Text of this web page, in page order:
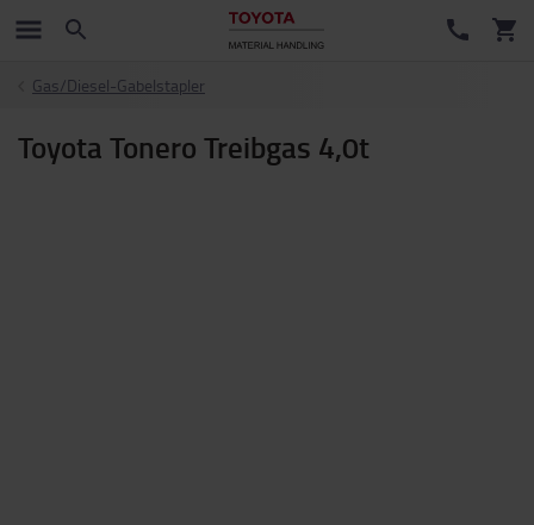
Gas/Diesel-Gabelstapler
Toyota Tonero Treibgas 4,0t